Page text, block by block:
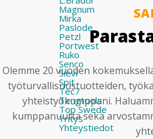
Magnum
Mirka
Paslode
Petzl
Portwest
Ruko
Senco
Sievi
Spit
Tec7
Tengtools
Top Swede
Yritys
Yhteystiedot
Olemme 20 vuoden
työturvallisuustuotteiden,
yhteistyökumppani.
kumppanuutta sekä